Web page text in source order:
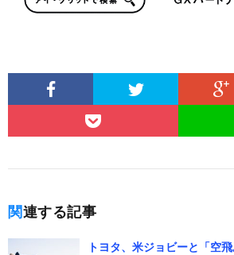
関連する記事
トヨタ、米ジョビーと「空